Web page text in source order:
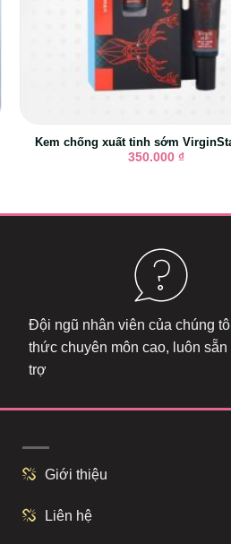
Kem chống xuất tinh sớm
350.000 ₫
Đội ngũ nhân viên của chúng
thức chuyên môn cao, luôn sẵn
trợ
Giới thiệu
Liên hệ